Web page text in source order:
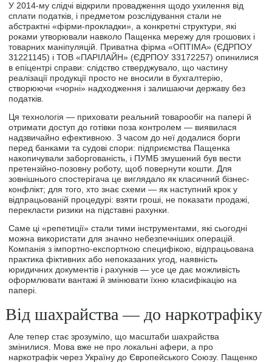
У 2014-му слідчі відкрили провадження щодо ухилення від
сплати податків, і предметом розслідування стали не
абстрактні «фірми-прокладки», а конкретні структури, які
роками утворювали навколо Пащенка мережу для грошових і
товарних маніпуляцій. Приватна фірма «ОПТІМА» (ЄДРПОУ
31221145) і ТОВ «ПАРІЛАЙН» (ЄДРПОУ 33172257) опинилися
в епіцентрі справи: слідство стверджувало, що частину
реалізації продукції просто не вносили в бухгалтерію,
створюючи «чорні» надходження і залишаючи державу без
податків.
Ця технологія — приховати реальний товарообіг на папері й
отримати доступ до готівки поза контролем — виявилася
надзвичайно ефективною. З часом до неї додалися борги
перед банками та судові спори: підприємства Пащенка
накопичували заборгованість, і ПУМБ змушений був вести
претензійно-позовну роботу, щоб повернути кошти. Для
зовнішнього спостерігача це виглядало як класичний бізнес-
конфлікт; для того, хто знає схеми — як наступний крок у
відпрацьованій процедурі: взяти гроші, не показати продажі,
перекласти ризики на підставні рахунки.
Саме ці «репетиції» стали тими інструментами, які сьогодні
можна використати для значно небезпечніших операцій.
Компанія з імпортно-експортною специфікою, відпрацьована
практика фіктивних або непоказаних угод, наявність
юридичних документів і рахунків — усе це дає можливість
оформлювати вантажі й змінювати їхню класифікацію на
папері.
Від шахрайства — до наркотрафіку
Але тепер стає зрозуміло, що масштаби шахрайства
змінилися. Мова вже не про локальні афери, а про
наркотрафік через Україну до Європейського Союзу. Пащенко